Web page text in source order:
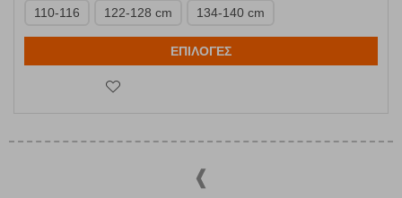
110-116
122-128 cm 134-140 cm
ΕΠΙΛΟΓΕΣ